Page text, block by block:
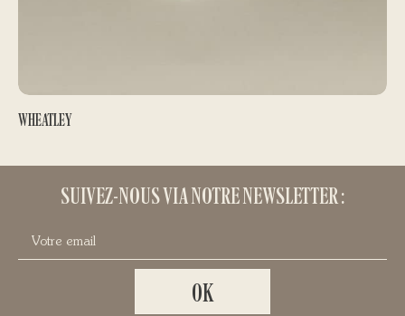
WHEATLEY
SUIVEZ-NOUS VIA NOTRE NEWSLETTER :